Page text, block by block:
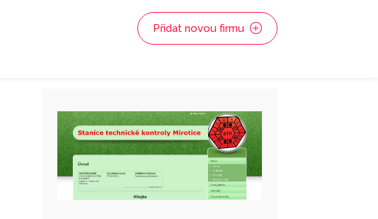
Přidat novou firmu